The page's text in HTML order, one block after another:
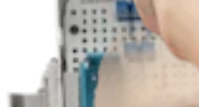
Osteotomía del primer metatarsiano